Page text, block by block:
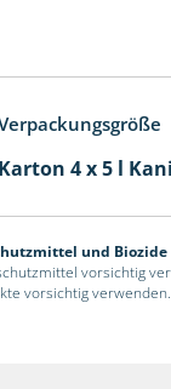
Karton 4 x 5 l
und Biozide
vorsichtig
vorsichtig